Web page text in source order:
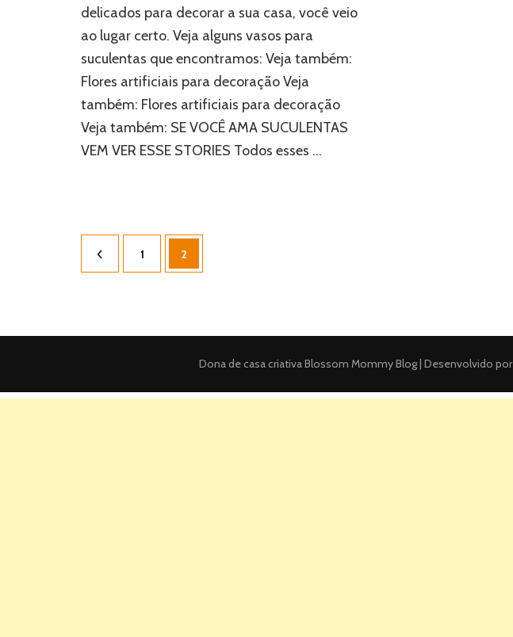
delicados para decorar a sua casa, você veio
ao lugar certo. Veja alguns vasos para
suculentas que encontramos: Veja também:
Flores artificiais para decoração Veja
também: Flores artificiais para decoração
Veja também: SE VOCÊ AMA SUCULENTAS
VEM VER ESSE STORIES Todos esses …
Paginação
de
Página
1 Página
2
Dona de casa criativaBlossom Mommy Blog | Desenvolvido por